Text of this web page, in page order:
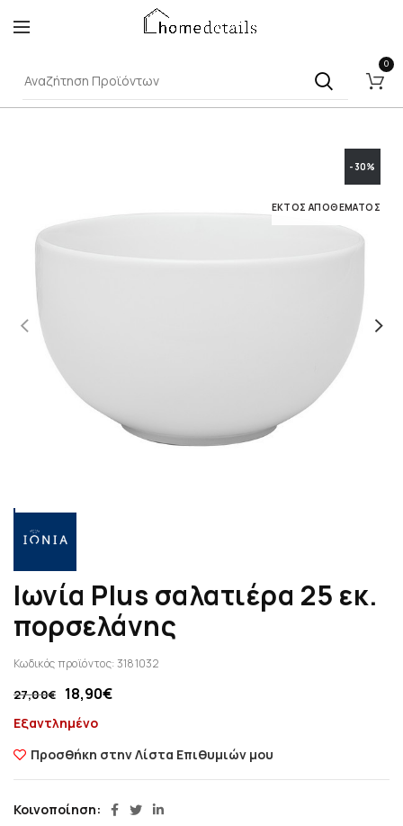
0
-30%
ΕΚΤΌΣ ΑΠΟΘΈΜΑΤΟΣ
Ιωνία Plus σαλατιέρα 25 εκ.
πορσελάνης
Κωδικός προϊόντος: 3181032
27,00€ 18,90€
Εξαντλημένο
Προσθήκη στην Λίστα Επιθυμιών μου
Κοινοποίηση